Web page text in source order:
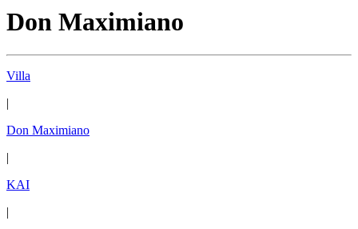
Don Maximiano
Villa
|
Don Maximiano
|
KAI
|